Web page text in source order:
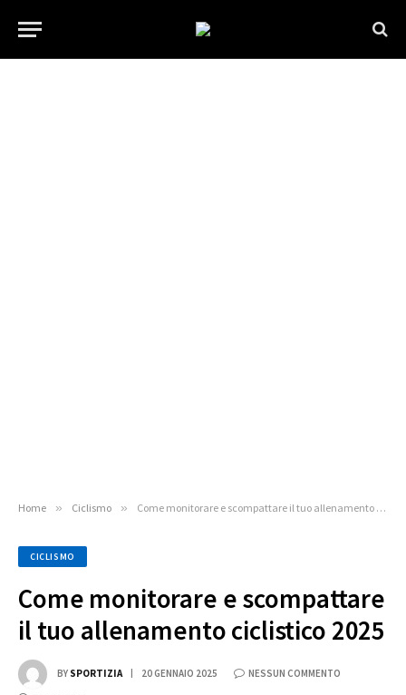
Home » Ciclismo » Come monitorare e scompattare il tuo allenamento ciclistico 2025
CICLISMO
Come monitorare e scompattare
il tuo allenamento ciclistico 2025
BY SPORTIZIA 20 GENNAIO 2025 NESSUN COMMENTO